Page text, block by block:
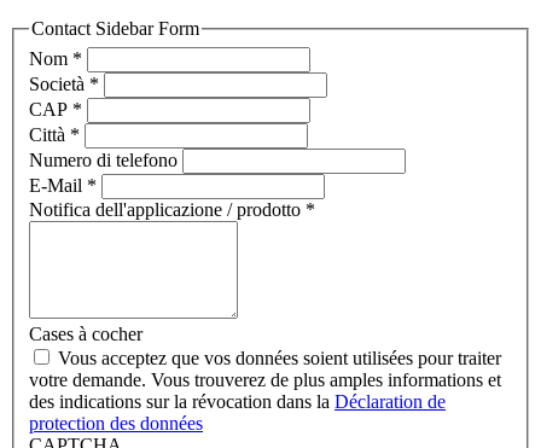
Contact Sidebar Form
Nom *
Società *
CAP *
Città *
Numero di telefono
E-Mail *
Notifica dell'applicazione / prodotto *
Cases à cocher
Vous acceptez que vos données soient utilisées pour traiter
votre demande. Vous trouverez de plus amples informations et
des indications sur la révocation dans la Déclaration de
protection des données